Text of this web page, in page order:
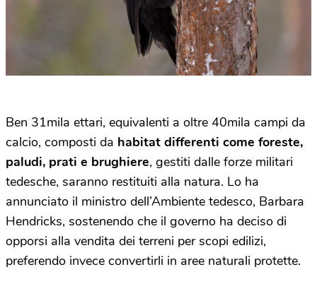
Ben 31mila ettari, equivalenti a oltre 40mila campi da
calcio, composti da habitat differenti come foreste,
paludi, prati e brughiere, gestiti dalle forze militari
tedesche, saranno restituiti alla natura. Lo ha
annunciato il ministro dell’Ambiente tedesco, Barbara
Hendricks, sostenendo che il governo ha deciso di
opporsi alla vendita dei terreni per scopi edilizi,
preferendo invece convertirli in aree naturali protette.